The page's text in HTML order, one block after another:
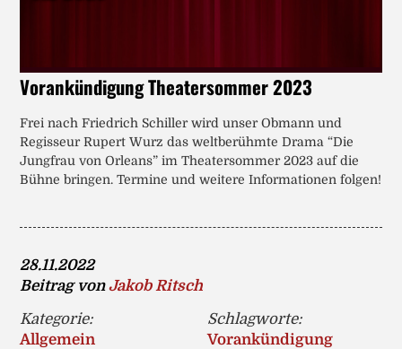
Vorankündigung Theatersommer 2023
Frei nach Friedrich Schiller wird unser Obmann und
Regisseur Rupert Wurz das weltberühmte Drama “Die
Jungfrau von Orleans” im Theatersommer 2023 auf die
Bühne bringen. Termine und weitere Informationen folgen!
28.11.2022
Beitrag vonJakob Ritsch
Kategorie:
Allgemein
Schlagworte:
Vorankündigung